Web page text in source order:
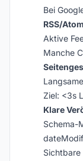
Bei
RSS/
Aktive
Manche
Ziel: <3s
Klare
Schema-